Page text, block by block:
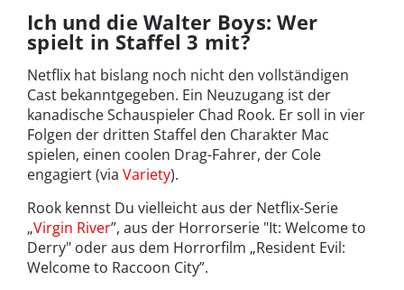
Ich und die Walter Boys: Wer
spielt in Staffel 3 mit?
Netflix hat bislang noch nicht den vollständigen
Cast bekanntgegeben. Ein Neuzugang ist der
kanadische Schauspieler Chad Rook. Er soll in vier
Folgen der dritten Staffel den Charakter Mac
spielen, einen coolen Drag-Fahrer, der Cole
engagiert (via Variety).
Rook kennst Du vielleicht aus der Netflix-Serie
„Virgin River”, aus der Horrorserie "It: Welcome to
Derry" oder aus dem Horrorfilm „Resident Evil:
Welcome to Raccoon City”.